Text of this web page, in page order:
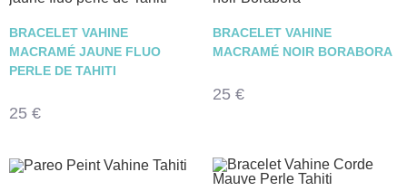
BRACELET VAHINE
MACRAMÉ JAUNE FLUO
PERLE DE TAHITI
25 €
BRACELET VAHINE
MACRAMÉ NOIR BORABORA
25 €